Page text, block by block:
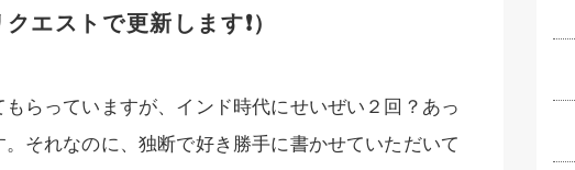
エストで更新します❗️）
らっていますが、インド時代にせいぜい２回？あっ
それなのに、独断で好き勝手に書かせていただいて